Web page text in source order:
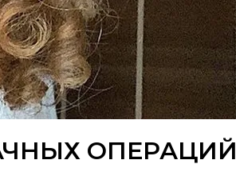
ОПЕРАЦИЙ